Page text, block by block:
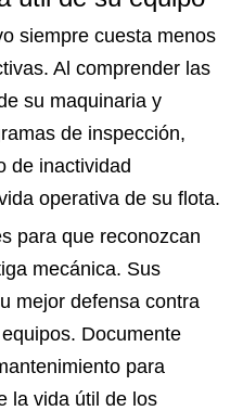
siempre cuesta menos
Al comprender las
su maquinaria y
de inspección,
de inactividad
operativa de su flota.
para que reconozcan
mecánica. Sus
mejor defensa contra
Documente
para
la vida útil de los